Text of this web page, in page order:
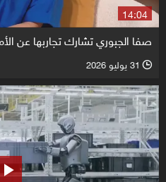
14:04
صفا الجبوري تشارك تجاربها عن
l 31 يوليو 2026